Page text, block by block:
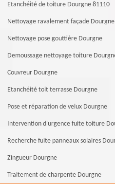
Etanchéité de toiture Dourgne 81110
Nettoyage ravalement façade Dourgne
Nettoyage pose gouttière Dourgne
Demoussage nettoyage toiture
Couvreur Dourgne
Etanchéité toit terrasse Dourgne
Pose et réparation de velux Dourgne
Intervention d'urgence fuite toiture
Recherche fuite panneaux solaires
Zingueur Dourgne
Traitement de charpente Dourgne